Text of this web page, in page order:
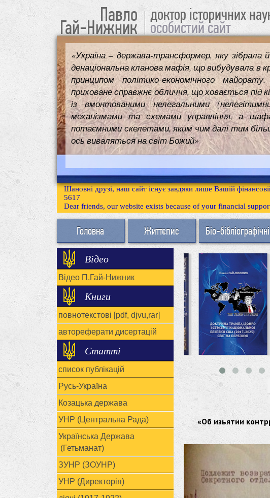
Павло
Гай-Нижник
доктор історичних
особистий сайт
«Україна – держава-трансформер, яку зібрала
денаціональна кланова мафія, що вибудувала в
принципом політико-економічного
приховане справжнє обличчя, що ховається під
із вмонтованими нелегальними
механізмами та схемами управління, а
потаємними скелетами, яким чим далі тим
ось виваляться на світ Божий»
Шановні друзі, наш сайт існує завдяки лише Вашій
5617
Dear friends, our website exists because of your financial
Головна Життєпис Біо-
Відео
Відео П.Гай-Нижник
Книги
повнотекстові [pdf, djvu,rar]
автореферати дисертацій
Статті
список публікацій
Русь-Україна
Козацька держава
УНР (Центральна Рада)
Українська Держава
(Гетьманат)
ЗУНР (ЗОУНР)
УНР (Директорія)
«Об изьятии